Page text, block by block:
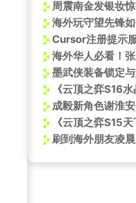
海外玩守望先锋
Cursor注册提示